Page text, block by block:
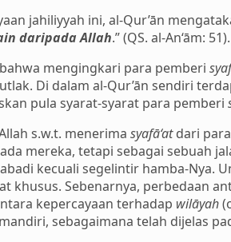
jahiliyyah ini, al-Qur’ān
daripada Allah.” (QS. al-An‘ām: 51).
mengingkari para pemberi
Di dalam al-Qur’ān sendiri
pula syarat-syarat para pemberi
s.w.t. menerima syafā‘atdari
mereka, tetapi sebagai sebuah
kecuali segelintir hamba-Nya.
khusus. Sebenarnya, perbedaan
kepercayaan terhadap wilāyah
sebagaimana telah dijelas